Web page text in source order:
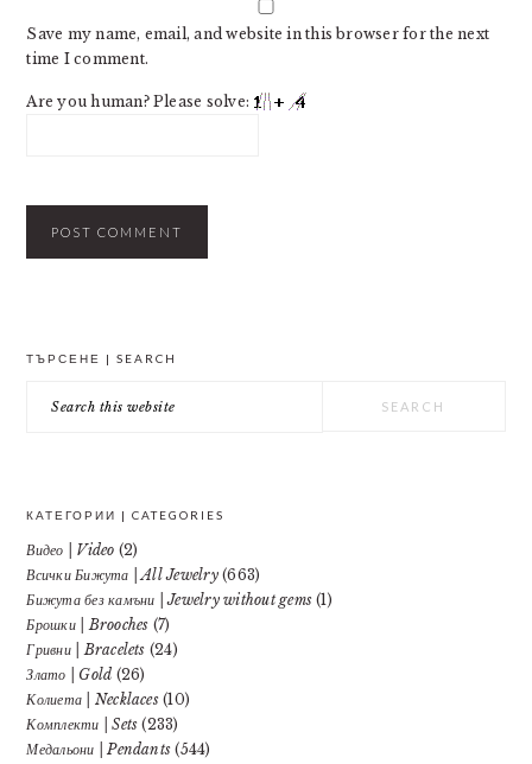
Save my name, email, and website in this browser for the next
time I comment.
Are you human? Please solve:
ТЪРСЕНЕ | SEARCH
this
КАТЕГОРИИ | CATEGORIES
Видео | Video (2)
Всички Бижута | All Jewelry(663)
Бижута без камъни | Jewelry without gems (1)
Брошки | Brooches (7)
Гривни | Bracelets (24)
Злато | Gold (26)
Колиета | Necklaces(10)
Комплекти | Sets (233)
Медальони | Pendants (544)